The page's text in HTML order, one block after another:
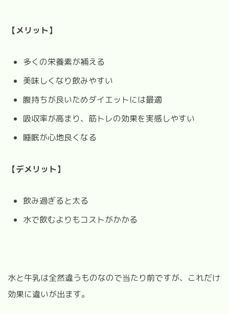
【メリット】
多くの栄養素が補える
美味しくなり飲みやすい
腹持ちが良いためダイエットには最適
吸収率が高まり、筋トレの効果を実感しやすい
睡眠が心地良くなる
【デメリット】
飲み過ぎると太る
水で飲むよりもコストがかかる
水と牛乳は全然違うものなので当たり前ですが、これだけ
効果に違いが出ます。